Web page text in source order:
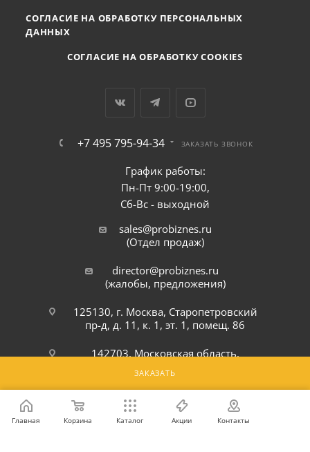
ЗАКАЗАТЬ
СОГЛАСИЕ НА ОБРАБОТКУ ПЕРСОНАЛЬНЫХ
ДАННЫХ
СОГЛАСИЕ НА ОБРАБОТКУ COOKIES
+7 495 795-94-34 ЗАКАЗАТЬ ЗВОНОК
График работы:
Пн-Пт 9:00-19:00,
Сб-Вс - выходной
sales@probiznes.ru
(Отдел продаж)
director@probiznes.ru
(жалобы, предложения)
125130, г. Москва, Старопетровский
пр-д, д. 11, к. 1, эт. 1, помещ. 86
142703, Московская область,
Белокаменное шоссе, 6Ю
ПОДПИСАТЬСЯ НА РАССЫЛКУ
Главная Корзина Каталог Акции Контакты